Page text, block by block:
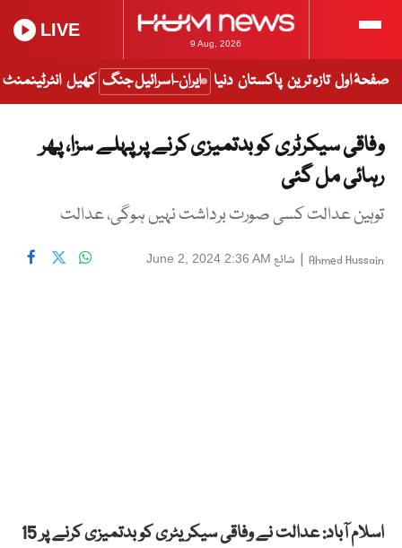
9 Aug, 2026
LIVE
صفحۂ اول تازہ ترین پاکستان دنیا ایران-اسرائیل جنگ کھیل انٹرٹینمنٹ
وفاقی سیکرٹری کو بدتمیزی کرنے پر پہلے سزا، پھر
رہائی مل گئی
توہین عدالت کسی صورت برداشت نہیں ہوگی، عدالت
Ahmed Hussain
| شائع June 2, 2024 2:36 AM
اسلام آباد: عدالت نے وفاقی سیکریٹری کو بدتمیزی کرنے پر 15